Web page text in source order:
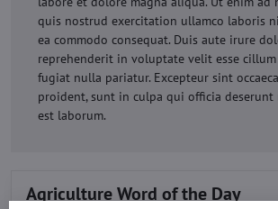
quis nostrud exercitation ullamco laboris
ea commodo consequat. Duis aute irure
reprehenderit in voluptate velit esse
fugiat nulla pariatur. Excepteur sint
proident, sunt in culpa qui officia
est laborum.
Agriculture Word of the Day